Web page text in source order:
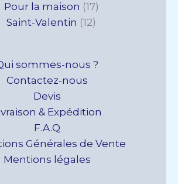
Pour la maison 17
Saint-Valentin 12
sommes-nous ?
Contactez-nous
Devis
& Expédition
F.A.Q
Générales de Vente
Mentions légales